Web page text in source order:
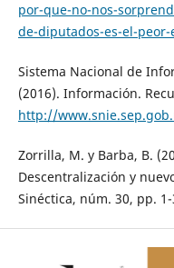
por-que-no-nos-
de-diputados-es-el-peor-
Sistema Nacional de
(2016). Información.
http://
Zorrilla, M. y Barba, B.
Descentralización y
Sinéctica, núm. 30, pp. 1-